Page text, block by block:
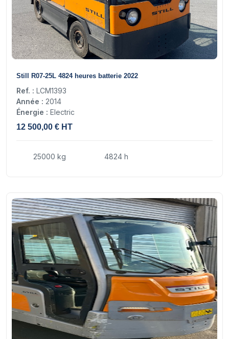
Still R07-25L 4824 heures batterie 2022
Ref. : LCM1393
Année : 2014
Énergie : Electric
12 500,00 € HT
25000 kg 4824 h